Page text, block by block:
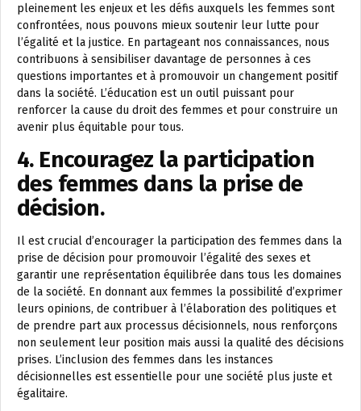
pleinement les enjeux et les défis auxquels les femmes sont
confrontées, nous pouvons mieux soutenir leur lutte pour
l’égalité et la justice. En partageant nos connaissances, nous
contribuons à sensibiliser davantage de personnes à ces
questions importantes et à promouvoir un changement positif
dans la société. L’éducation est un outil puissant pour
renforcer la cause du droit des femmes et pour construire un
avenir plus équitable pour tous.
4. Encouragez la participation
des femmes dans la prise de
décision.
Il est crucial d’encourager la participation des femmes dans la
prise de décision pour promouvoir l’égalité des sexes et
garantir une représentation équilibrée dans tous les domaines
de la société. En donnant aux femmes la possibilité d’exprimer
leurs opinions, de contribuer à l’élaboration des politiques et
de prendre part aux processus décisionnels, nous renforçons
non seulement leur position mais aussi la qualité des décisions
prises. L’inclusion des femmes dans les instances
décisionnelles est essentielle pour une société plus juste et
égalitaire.